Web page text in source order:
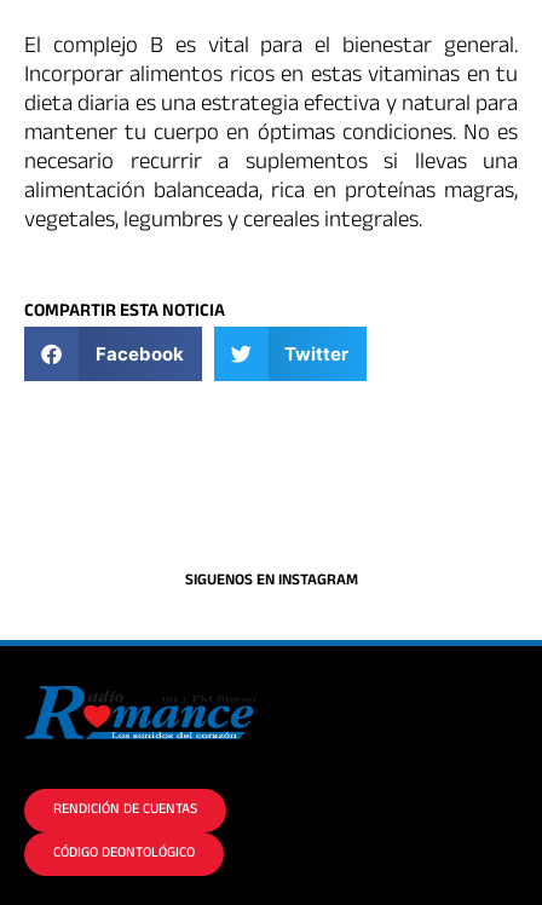
El complejo B es vital para el bienestar general.
Incorporar alimentos ricos en estas vitaminas en tu
dieta diaria es una estrategia efectiva y natural para
mantener tu cuerpo en óptimas condiciones. No es
necesario recurrir a suplementos si llevas una
alimentación balanceada, rica en proteínas magras,
vegetales, legumbres y cereales integrales.
COMPARTIR ESTA NOTICIA
Facebook Twitter
SIGUENOS EN INSTAGRAM
RENDICIÓN DE CUENTAS
CÓDIGO DEONTOLÓGICO